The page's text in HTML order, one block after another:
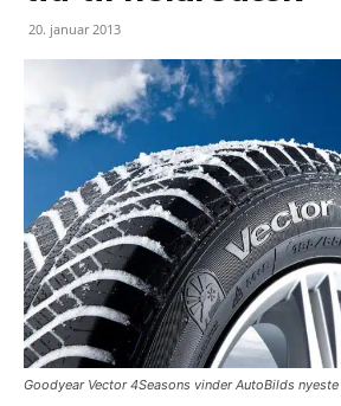
20. januar 2013
Goodyear Vector 4Seasons vinder AutoBilds